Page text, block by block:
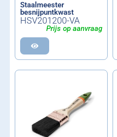
Staalmeester
besnijpuntkwast
HSV201200-VA
Prijs op aanvraag